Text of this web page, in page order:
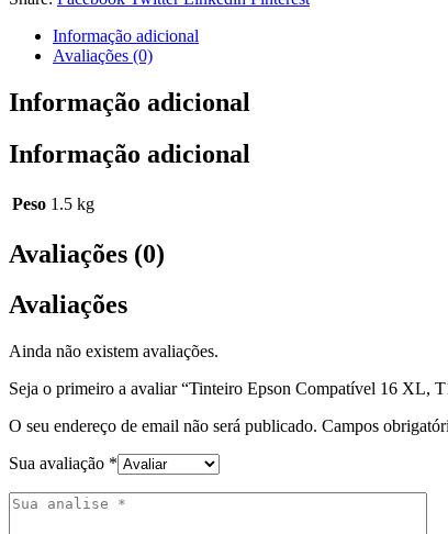
Informação adicional
Avaliações (0)
Informação adicional
Informação adicional
Peso 1.5 kg
Avaliações (0)
Avaliações
Ainda não existem avaliações.
Seja o primeiro a avaliar “Tinteiro Epson Compatível 16 XL,
O seu endereço de email não será publicado. Campos
Sua avaliação *